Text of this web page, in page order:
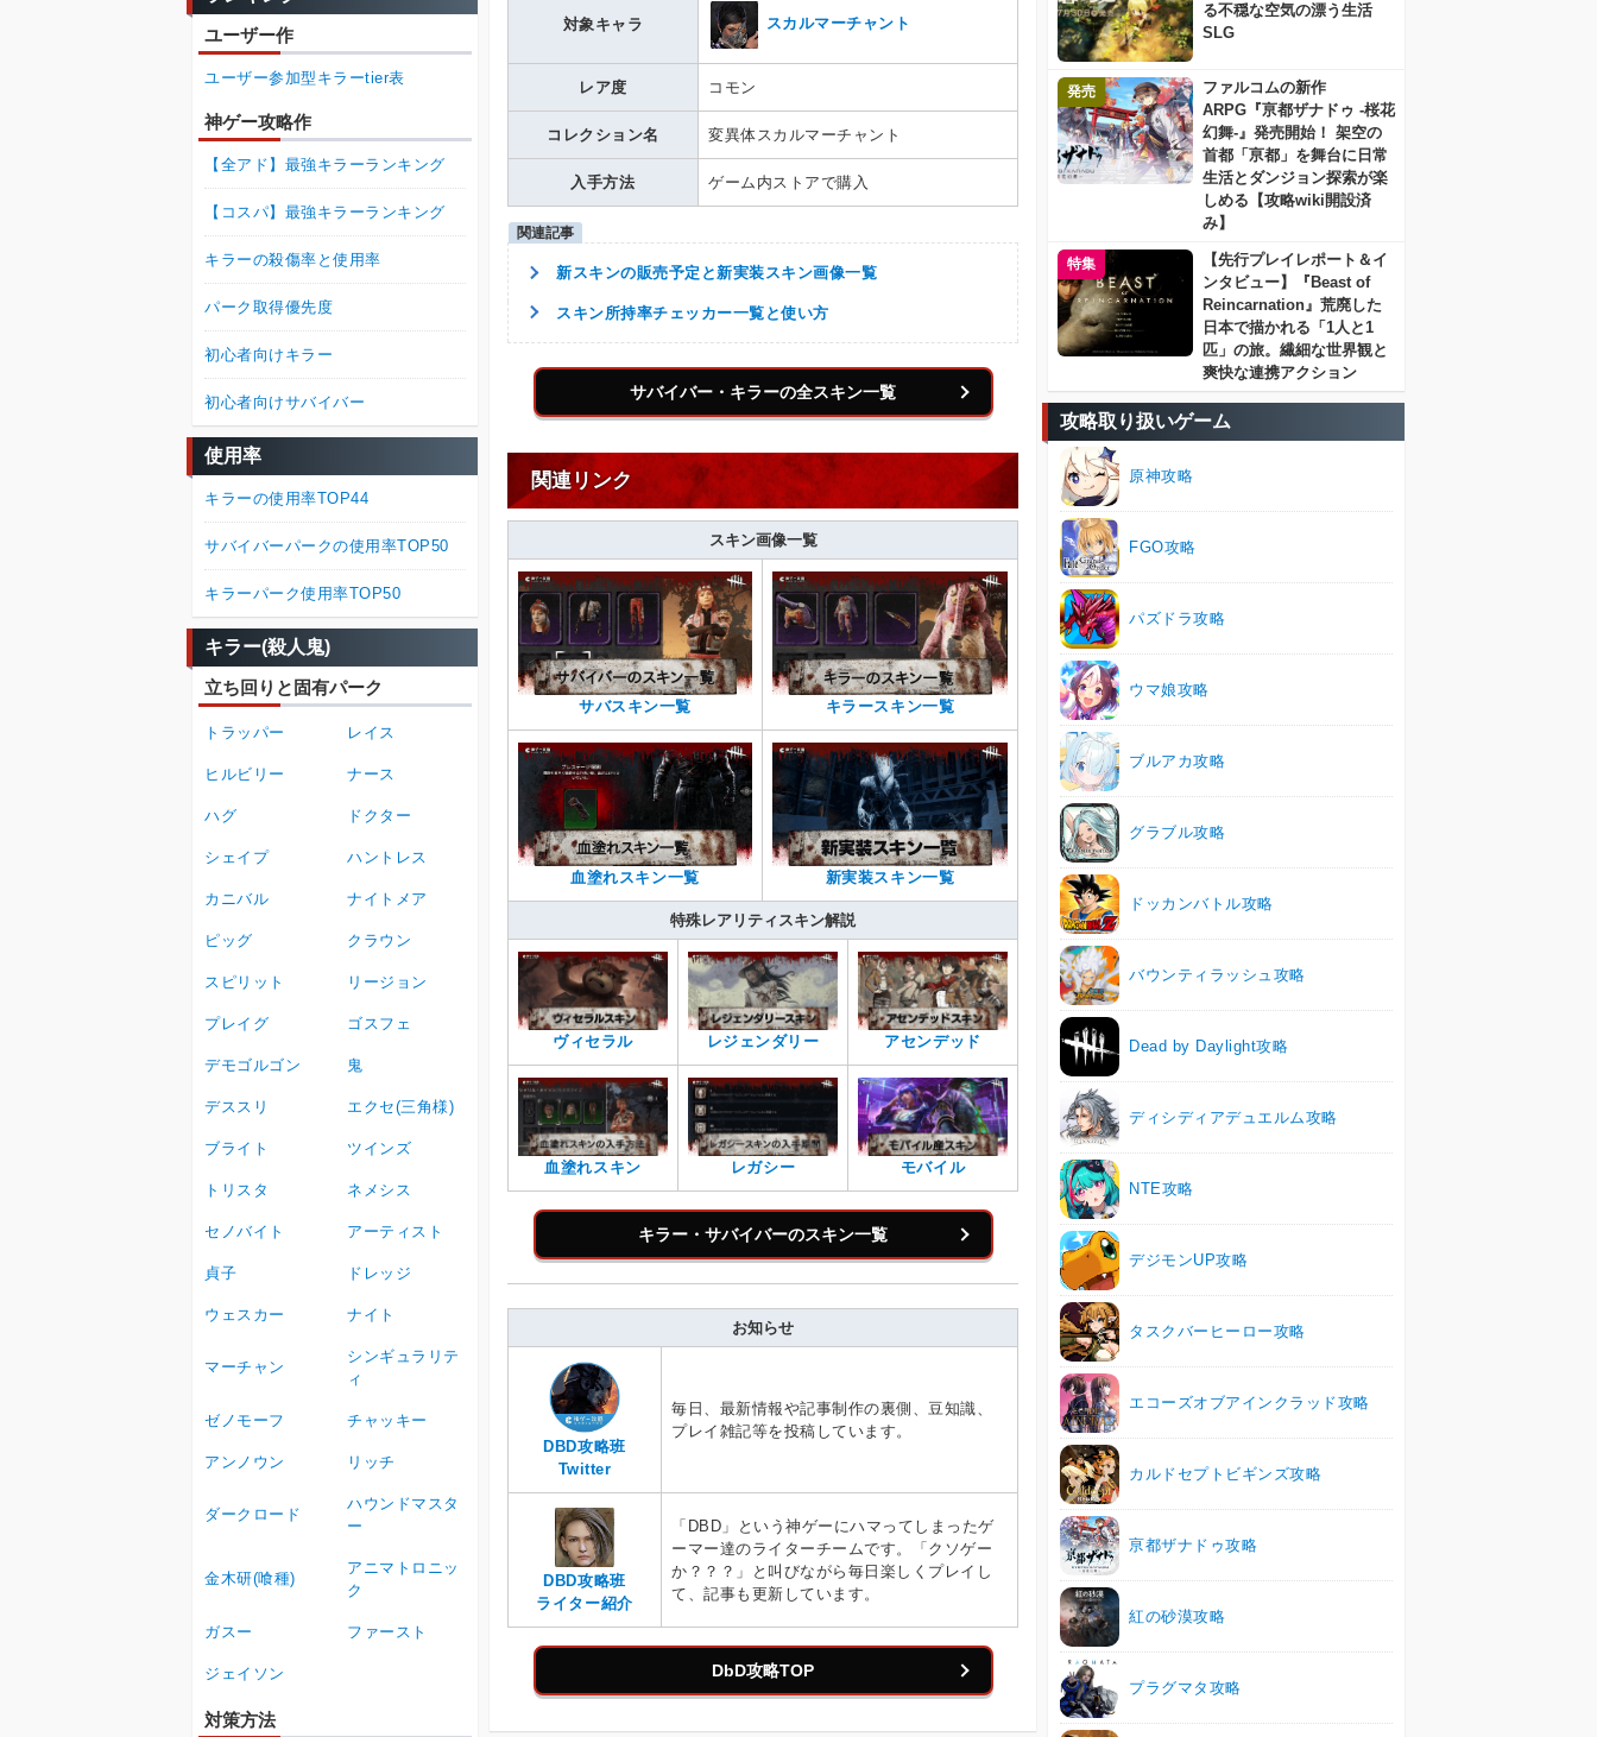
対象キャラ スカルマーチャント
レア度 コモン
コレクション名 変異体スカルマーチャント
入手方法 ゲーム内ストアで購入
新スキンの販売予定と新実装スキン画像一覧
スキン所持率チェッカー一覧と使い方
サバイバー・キラーの全スキン一覧
関連リンク
スキン画像一覧
サバスキン一覧 キラースキン一覧
血塗れスキン一覧 新実装スキン一覧
特殊レアリティスキン解説
ヴィセラル レジェンダリー アセンデッド
血塗れスキン レガシー モバイル
キラー・サバイバーのスキン一覧
お知らせ
DBD攻略班
Twitter
毎日、最新情報や記事制作の裏側、豆知識、
プレイ雑記等を投稿しています。
DBD攻略班
ライター紹介
「DBD」という神ゲーにハマってしまったゲ
ーマー達のライターチームです。「クソゲー
か？？？」と叫びながら毎日楽しくプレイし
て、記事も更新しています。
DbD攻略TOP
る不穏な空気の漂う生活
SLG
発売
ファルコムの新作
ARPG『亰都ザナドゥ -桜花
幻舞-』発売開始！ 架空の
首都「亰都」を舞台に日常
生活とダンジョン探索が楽
しめる【攻略wiki開設済
み】
特集
【先行プレイレポート＆イ
ンタビュー】『Beast of
Reincarnation』荒廃した
日本で描かれる「1人と1
匹」の旅。繊細な世界観と
爽快な連携アクション
攻略取り扱いゲーム
原神攻略
FGO攻略
パズドラ攻略
ウマ娘攻略
ブルアカ攻略
グラブル攻略
ドッカンバトル攻略
バウンティラッシュ攻略
Dead by Daylight攻略
ディシディアデュエルム攻略
NTE攻略
デジモンUP攻略
タスクバーヒーロー攻略
エコーズオブアインクラッド攻略
カルドセプトビギンズ攻略
亰都ザナドゥ攻略
紅の砂漠攻略
プラグマタ攻略
ユーザー作
ユーザー参加型キラーtier表
神ゲー攻略作
【全アド】最強キラーランキング
【コスパ】最強キラーランキング
キラーの殺傷率と使用率
パーク取得優先度
初心者向けキラー
初心者向けサバイバー
使用率
キラーの使用率TOP44
サバイバーパークの使用率TOP50
キラーパーク使用率TOP50
キラー(殺人鬼)
立ち回りと固有パーク
トラッパー レイス
ヒルビリー ナース
ハグ ドクター
シェイプ ハントレス
カニバル ナイトメア
ピッグ クラウン
スピリット リージョン
プレイグ ゴスフェ
デモゴルゴン 鬼
デススリ エクセ(三角様)
ブライト ツインズ
トリスタ ネメシス
セノバイト アーティスト
貞子 ドレッジ
ウェスカー ナイト
マーチャン
シンギュラリテ
ィ
ゼノモーフ チャッキー
アンノウン リッチ
ダークロード
ハウンドマスタ
ー
金木研(喰種)
アニマトロニッ
ク
ガスー ファースト
ジェイソン
対策方法